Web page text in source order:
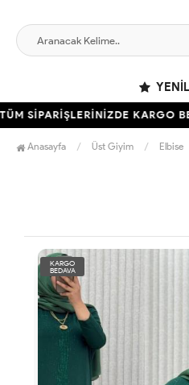
SİPARİŞLERİNİZDE KARGO
Anasayfa Üst Giyim Elbise
KARGO
BEDAVA